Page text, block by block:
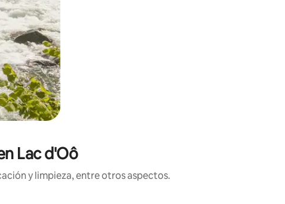
Lac d'Oô
y limpieza, entre otros aspectos.